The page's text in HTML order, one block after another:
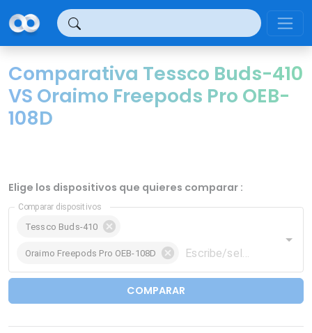
Comparativa Tessco Buds-410
VS Oraimo Freepods Pro OEB-
108D
Elige los dispositivos que quieres comparar :
Comparar dispositivos
Tessco Buds-410
Oraimo Freepods Pro OEB-108D
COMPARAR
Panel de gestión de cookies